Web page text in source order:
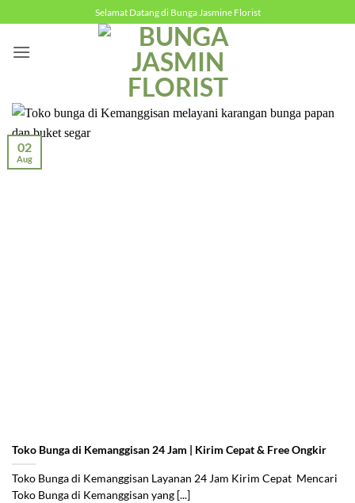
to
content
Selamat Datang di Bunga Jasmine Florist
Toko Bunga di Kemanggisan 24 Jam | Kirim Cepat & Free Ongkir
Toko Bunga di Kemanggisan Layanan 24 Jam Kirim Cepat Mencari
Toko Bunga di Kemanggisan yang [...]
02
Aug